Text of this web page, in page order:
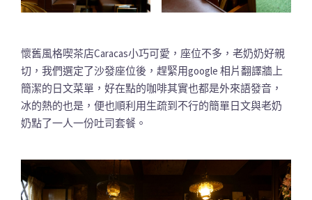
懷舊風格喫茶店Caracas小巧可愛，座位不多，老奶奶好親
切，我們選定了沙發座位後，趕緊用google 相片翻譯牆上
簡潔的日文菜單，好在點的咖啡其實也都是外來語發音，
冰的熱的也是，便也順利用生疏到不行的簡單日文與老奶
奶點了一人一份吐司套餐。